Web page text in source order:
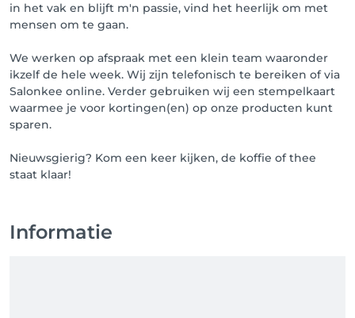
in het vak en blijft m'n passie, vind het heerlijk om met
mensen om te gaan.
We werken op afspraak met een klein team waaronder
ikzelf de hele week. Wij zijn telefonisch te bereiken of via
Salonkee online. Verder gebruiken wij een stempelkaart
waarmee je voor kortingen(en) op onze producten kunt
sparen.
Nieuwsgierig? Kom een keer kijken, de koffie of thee
staat klaar!
Informatie